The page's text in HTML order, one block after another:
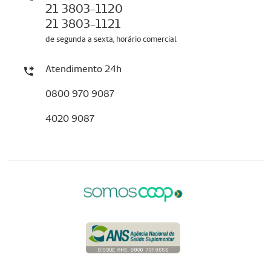
21 3803-1120
21 3803-1121
de segunda a sexta, horário comercial
Atendimento 24h
0800 970 9087
4020 9087